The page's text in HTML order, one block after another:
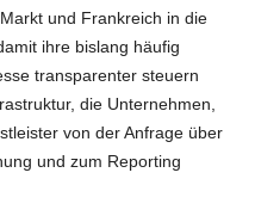
und Frankreich in die
ihre bislang häufig
transparenter steuern
die Unternehmen,
von der Anfrage über
und zum Reporting